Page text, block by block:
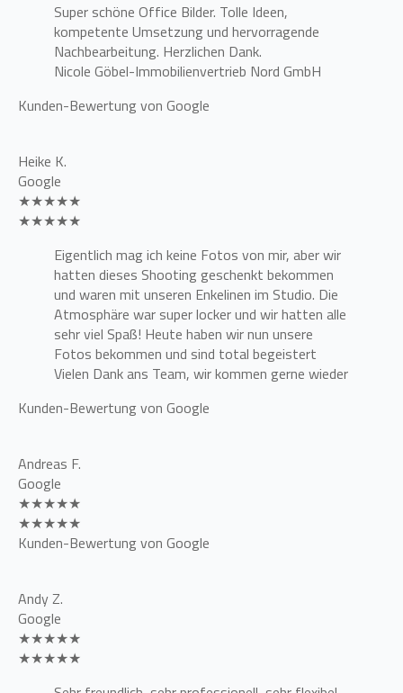
Super schöne Office Bilder. Tolle Ideen,
kompetente Umsetzung und hervorragende
Nachbearbeitung. Herzlichen Dank.
Nicole Göbel-Immobilienvertrieb Nord GmbH
Kunden-Bewertung von Google
Heike K.
Google
★★★★★
★★★★★
Eigentlich mag ich keine Fotos von mir, aber wir
hatten dieses Shooting geschenkt bekommen
und waren mit unseren Enkelinen im Studio. Die
Atmosphäre war super locker und wir hatten alle
sehr viel Spaß! Heute haben wir nun unsere
Fotos bekommen und sind total begeistert
Vielen Dank ans Team, wir kommen gerne wieder
Kunden-Bewertung von Google
Andreas F.
Google
★★★★★
★★★★★
Kunden-Bewertung von Google
Andy Z.
Google
★★★★★
★★★★★